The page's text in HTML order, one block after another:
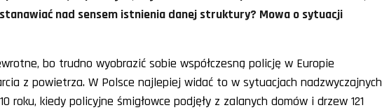
nad sensem istnienia danej struktury? Mowa o sytuacji
bo trudno wyobrazić sobie współczesną policję w Europie
z powietrza. W Polsce najlepiej widać to w sytuacjach nadzwyczajnych
roku, kiedy policyjne śmigłowce podjęły z zalanych domów i drzew 121